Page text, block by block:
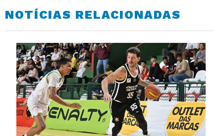
NOTÍCIAS RELACIONADAS